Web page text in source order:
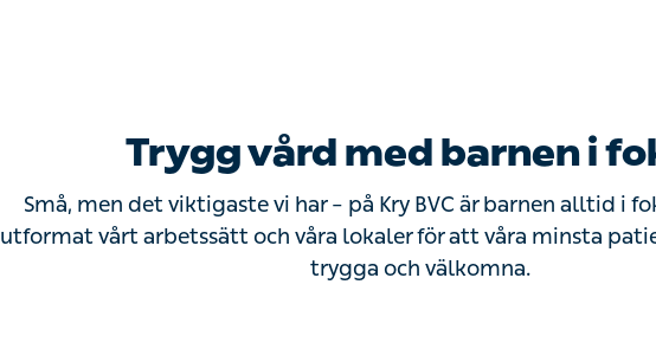
Trygg vård med barnen i
Små, men det viktigaste vi har – på Kry BVC är barnen alltid i
utformat vårt arbetssätt och våra lokaler för att våra minsta
trygga och välkomna.